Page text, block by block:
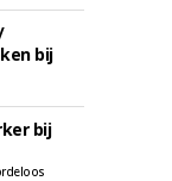
bij
bij